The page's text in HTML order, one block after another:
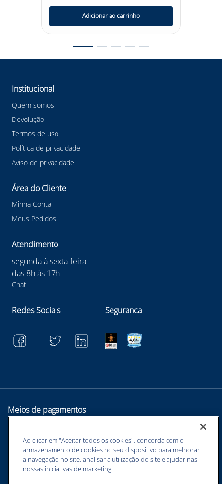
Adicionar ao carrinho
Institucional
Quem somos
Devolução
Termos de uso
Política de privacidade
Aviso de privacidade
Área do Cliente
Minha Conta
Meus Pedidos
Atendimento
segunda à sexta-feira
das 8h às 17h
Chat
Redes Sociais Seguranca
Meios de pagamentos
Ao clicar em "Aceitar todos os cookies", concorda com o
armazenamento de cookies no seu dispositivo para melhorar
a navegação no site, analisar a utilização do site e ajudar nas
nossas iniciativas de marketing.